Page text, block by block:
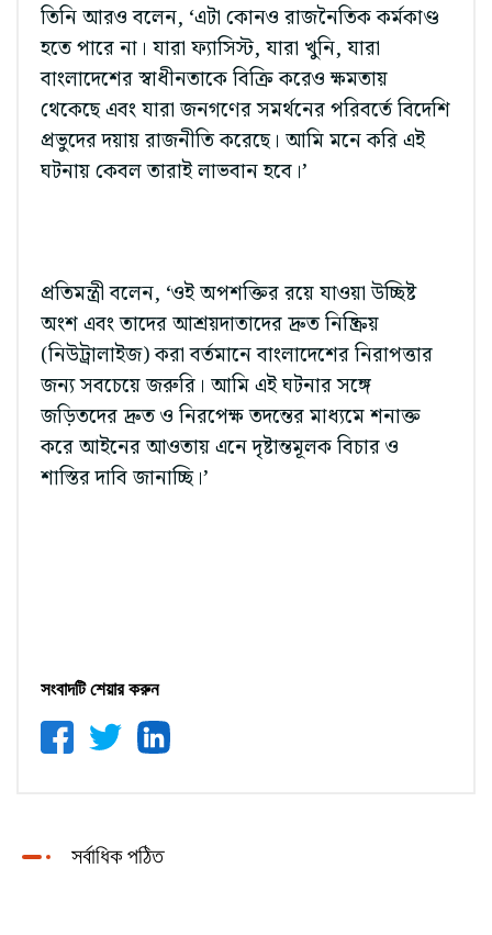
তিনি আরও বলেন, ‘এটা কোনও রাজনৈতিক কর্মকাণ্ড
হতে পারে না। যারা ফ্যাসিস্ট, যারা খুনি, যারা
বাংলাদেশের স্বাধীনতাকে বিক্রি করেও ক্ষমতায়
থেকেছে এবং যারা জনগণের সমর্থনের পরিবর্তে বিদেশি
প্রভুদের দয়ায় রাজনীতি করেছে। আমি মনে করি এই
ঘটনায় কেবল তারাই লাভবান হবে।’
প্রতিমন্ত্রী বলেন, ‘ওই অপশক্তির রয়ে যাওয়া উচ্ছিষ্ট
অংশ এবং তাদের আশ্রয়দাতাদের দ্রুত নিষ্ক্রিয়
(নিউট্রালাইজ) করা বর্তমানে বাংলাদেশের নিরাপত্তার
জন্য সবচেয়ে জরুরি। আমি এই ঘটনার সঙ্গে
জড়িতদের দ্রুত ও নিরপেক্ষ তদন্তের মাধ্যমে শনাক্ত
করে আইনের আওতায় এনে দৃষ্টান্তমূলক বিচার ও
শাস্তির দাবি জানাচ্ছি।’
সংবাদটি শেয়ার করুন
সর্বাধিক পঠিত